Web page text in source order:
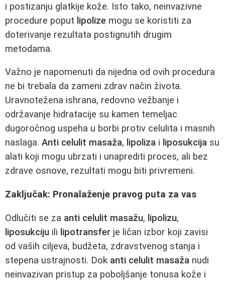
i postizanju glatkije kože. Isto tako, neinvazivne
procedure poput lipolize mogu se koristiti za
doterivanje rezultata postignutih drugim
metodama.
Važno je napomenuti da nijedna od ovih procedura
ne bi trebala da zameni zdrav način života.
Uravnotežena ishrana, redovno vežbanje i
održavanje hidratacije su kamen temeljac
dugoročnog uspeha u borbi protiv celulita i masnih
naslaga. Anti celulit masaža, lipoliza i liposukcija su
alati koji mogu ubrzati i unaprediti proces, ali bez
zdrave osnove, rezultati mogu biti privremeni.
Zaključak: Pronalaženje pravog puta za vas
Odlučiti se za anti celulit masažu, lipolizu,
liposukciju ili lipotransfer je ličan izbor koji zavisi
od vaših ciljeva, budžeta, zdravstvenog stanja i
stepena ustrajnosti. Dok anti celulit masaža nudi
neinvazivan pristup za poboljšanje tonusa kože i